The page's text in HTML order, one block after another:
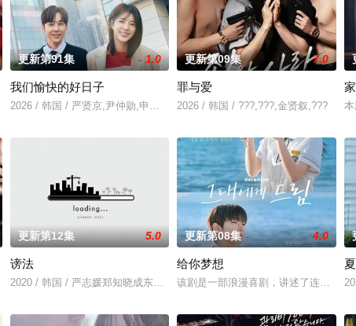
???. 7? ?????? ???
更新第91集 1.0
我们愉快的好日子
2026 / 韩国 / 严贤京,尹仲勋,申正允,尹多英,金惠玉,鲜于在德,尹多勋,文喜京
更新第09集 7.0
罪与爱
2026 / 韩国 / ???,???,金贤叙,???
复生”的郑进湾（李栋旭 饰）究竟藏身何方？他和郑智安（金慧峻 饰）将如
更新第12集 5.0
谤法
2020 / 韩国 / 严志媛郑知晓成东日赵敏修
更新第08集 4.0
给你梦想
该剧是一部浪漫喜剧，讲述了连一个梦